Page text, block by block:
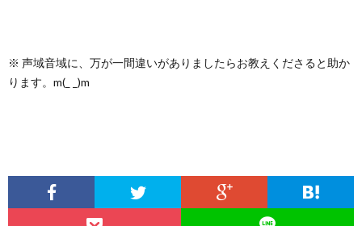
※ 声域音域に、万が一間違いがありましたらお教えくださると助か
ります。m(_ _)m